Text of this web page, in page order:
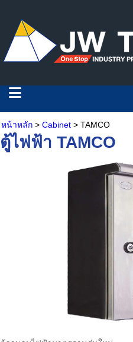
หน้าหลัก > Cabinet > TAMCO
ตู้ไฟฟ้า TAMCO